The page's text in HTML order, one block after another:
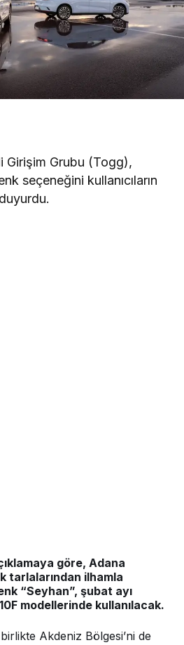
Girişim Grubu (Togg),
seçeneğini kullanıcıların
göre, Adana
tarlalarından ilhamla
“Seyhan”, şubat ayı
modellerinde kullanılacak.
Akdeniz Bölgesi’ni de